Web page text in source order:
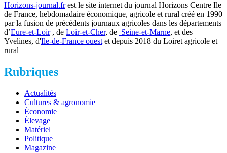
Horizons-journal.frest le site internet du journal Horizons Centre Ile
de France, hebdomadaire économique, agricole et rural créé en 1990
par la fusion de précédents journaux agricoles dans les départements
d’Eure-et-Loir, de Loir-et-Cher, de Seine-et-Marne, et des
Yvelines, d'Ile-de-France ouestet depuis 2018 du Loiret agricole et
rural
Rubriques
Actualités
Cultures & agronomie
Économie
Élevage
Matériel
Politique
Magazine